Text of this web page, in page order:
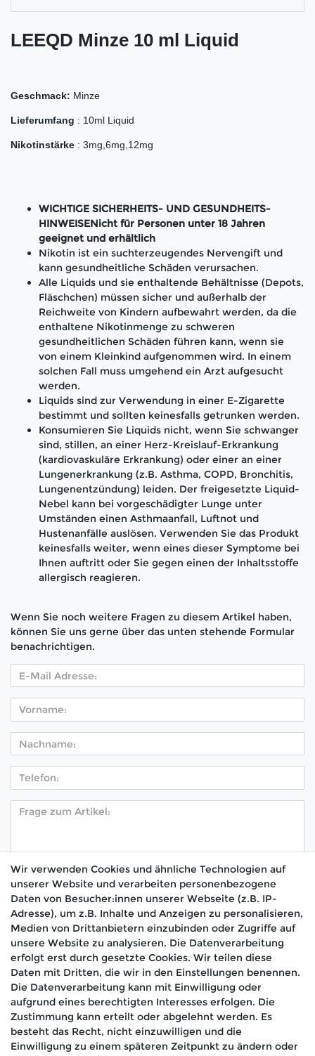
LEEQD Minze 10 ml Liquid
Geschmack: Minze
Lieferumfang : 10ml Liquid
Nikotinstärke : 3mg,6mg,12mg
WICHTIGE SICHERHEITS- UND GESUNDHEITS-
HINWEISENicht für Personen unter 18 Jahren
geeignet und erhältlich
Nikotin ist ein suchterzeugendes Nervengift und
kann gesundheitliche Schäden verursachen.
Alle Liquids und sie enthaltende Behältnisse (Depots,
Fläschchen) müssen sicher und außerhalb der
Reichweite von Kindern aufbewahrt werden, da die
enthaltene Nikotinmenge zu schweren
gesundheitlichen Schäden führen kann, wenn sie
von einem Kleinkind aufgenommen wird. In einem
solchen Fall muss umgehend ein Arzt aufgesucht
werden.
Liquids sind zur Verwendung in einer E-Zigarette
bestimmt und sollten keinesfalls getrunken werden.
Konsumieren Sie Liquids nicht, wenn Sie schwanger
sind, stillen, an einer Herz-Kreislauf-Erkrankung
(kardiovaskuläre Erkrankung) oder einer an einer
Lungenerkrankung (z.B. Asthma, COPD, Bronchitis,
Lungenentzündung) leiden. Der freigesetzte Liquid-
Nebel kann bei vorgeschädigter Lunge unter
Umständen einen Asthmaanfall, Luftnot und
Hustenanfälle auslösen. Verwenden Sie das Produkt
keinesfalls weiter, wenn eines dieser Symptome bei
Ihnen auftritt oder Sie gegen einen der Inhaltsstoffe
allergisch reagieren.
Wenn Sie noch weitere Fragen zu diesem Artikel haben,
können Sie uns gerne über das unten stehende Formular
benachrichtigen.
Hiermit bestätige ich, dass ich dieDaten­schutz­
erklärung gelesen habe. *
Absenden
🚚 Schneller Versand
📦 Kostenloser Versand ab 75 €
📞 Kostenlose Beratung per Telefon &
Wir verwenden Cookies und ähnliche Technologien auf
unserer Website und verarbeiten personenbezogene
Daten von Besucher:innen unserer Webseite (z.B. IP-
Adresse), um z.B. Inhalte und Anzeigen zu personalisieren,
Medien von Drittanbietern einzubinden oder Zugriffe auf
unsere Website zu analysieren. Die Datenverarbeitung
erfolgt erst durch gesetzte Cookies. Wir teilen diese
Daten mit Dritten, die wir in den Einstellungen benennen.
Die Datenverarbeitung kann mit Einwilligung oder
aufgrund eines berechtigten Interesses erfolgen. Die
Zustimmung kann erteilt oder abgelehnt werden. Es
besteht das Recht, nicht einzuwilligen und die
Einwilligung zu einem späteren Zeitpunkt zu ändern oder